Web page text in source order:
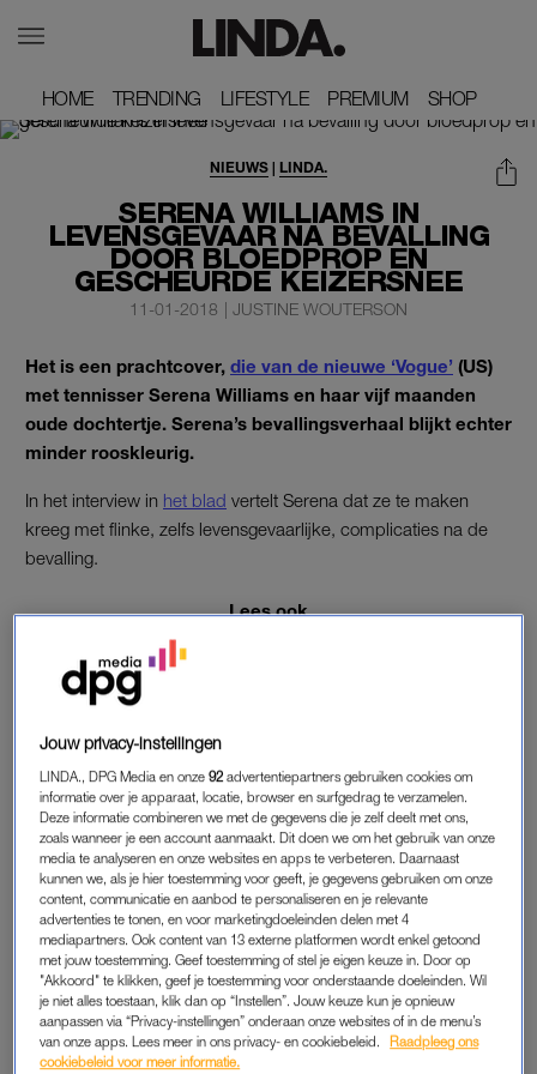
HOME
HOME TRENDING
TRENDING LIFESTYLE
LIFESTYLE PREMIUM
PREMIUM SHOP
SHOP
SERENA WILLIAMS IN
LEVENSGEVAAR NA BEVALLING
DOOR BLOEDPROP EN
GESCHEURDE KEIZERSNEE
NIEUWS | LINDA.
11-01-2018 | JUSTINE WOUTERSON
Het is een prachtcover, die van de nieuwe ‘Vogue’ (US)
met tennisser Serena Williams en haar vijf maanden
oude dochtertje. Serena’s bevallingsverhaal blijkt echter
minder rooskleurig.
In het interview in het blad vertelt Serena dat ze te maken
kreeg met flinke, zelfs levensgevaarlijke, complicaties na de
bevalling.
Lees ook
Serena Williams mét piepjonge dochter op cover
Amerikaanse ‘Vogue’
Tijdens de bevalling was er ook al even paniek. Dochtertje
Alexis Olympia werd op 1 september vorig jaar met een
spoedkeizersnedeter wereld gebrachtnadat haar hartje
stopte met kloppen. Gelukkig kwam het goed en was Serena
in de wolken toen ze Alexis voor het eerst vast kon houden.
“Maar daarna ging het fout”, aldus de topsporter.
Bloedproppen
Een dag na de bevalling was Serena erg kortademig. Omdat
ze in 2011 al eens aan de dood ontsnapte toen ze tijdens een
operatie een longembolie opliep, dacht Serena direct aan een
nieuwe bloedprop. Ze vroeg het ziekenhuispersoneel meteen
Jouw privacy-instellingen
LINDA., DPG Media en onze92 advertentiepartners gebruiken cookies om
informatie over je apparaat, locatie, browser en surfgedrag te verzamelen.
Deze informatie combineren we met de gegevens die je zelf deelt met ons,
zoals wanneer je een account aanmaakt. Dit doen we om het gebruik van onze
media te analyseren en onze websites en apps te verbeteren. Daarnaast
kunnen we, als je hier toestemming voor geeft, je gegevens gebruiken om onze
content, communicatie en aanbod te personaliseren en je relevante
advertenties te tonen, en voor marketingdoeleinden delen met 4
mediapartners. Ook content van 13 externe platformen wordt enkel getoond
met jouw toestemming. Geef toestemming of stel je eigen keuze in. Door op
"Akkoord" te klikken, geef je toestemming voor onderstaande doeleinden. Wil
je niet alles toestaan, klik dan op “Instellen”. Jouw keuze kun je opnieuw
aanpassen via “Privacy-instellingen” onderaan onze websites of in de menu’s
van onze apps. Lees meer in ons privacy- en cookiebeleid.
Raadpleeg ons
cookiebeleid voor meer informatie.